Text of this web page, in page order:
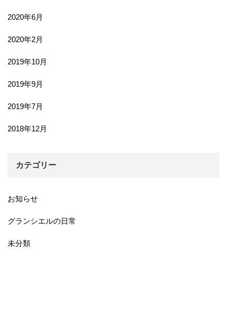
2020年6月
2020年2月
2019年10月
2019年9月
2019年7月
2018年12月
カテゴリー
お知らせ
グランシエルの日常
未分類